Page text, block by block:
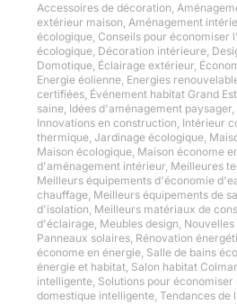
Accessoires de décoration,
extérieur maison, Aménagement
écologique, Conseils pour économiser
écologique, Décoration intérieure,
Domotique, Éclairage extérieur,
Energie éolienne, Energies
certifiées, Événement habitat Grand Est
saine, Idées d'aménagement paysager,
Innovations en construction, Intérieur
thermique, Jardinage écologique,
Maison écologique, Maison économe
d'aménagement intérieur, Meilleures
Meilleurs équipements d'économie
chauffage, Meilleurs équipements de
d'isolation, Meilleurs matériaux de
d'éclairage, Meubles design,
Panneaux solaires, Rénovation
économe en énergie, Salle de bains
énergie et habitat, Salon habitat Colmar
intelligente, Solutions pour
domestique intelligente, Tendances de